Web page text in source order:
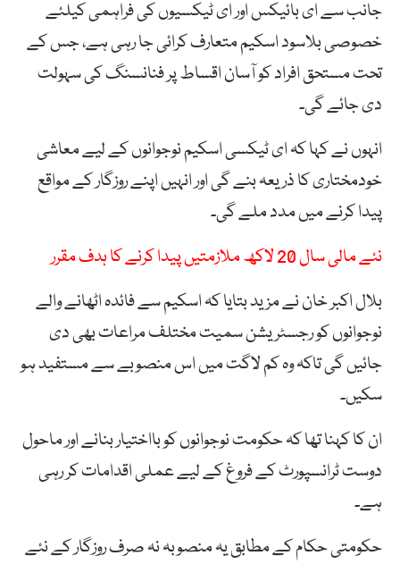
جانب سے ای بائیکس اور ای ٹیکسیوں کی فراہمی کیلئے
خصوصی بلاسود اسکیم متعارف کرائی جا رہی ہے، جس کے
تحت مستحق افراد کو آسان اقساط پر فنانسنگ کی سہولت
دی جائے گی۔
انہوں نے کہا کہ ای ٹیکسی اسکیم نوجوانوں کے لیے معاشی
خودمختاری کا ذریعہ بنے گی اور انہیں اپنے روزگار کے مواقع
پیدا کرنے میں مدد ملے گی۔
نئے مالی سال 20 لاکھ ملازمتیں پیدا کرنے کا ہدف مقرر
بلال اکبر خان نے مزید بتایا کہ اسکیم سے فائدہ اٹھانے والے
نوجوانوں کو رجسٹریشن سمیت مختلف مراعات بھی دی
جائیں گی تاکہ وہ کم لاگت میں اس منصوبے سے مستفید ہو
سکیں۔
ان کا کہنا تھا کہ حکومت نوجوانوں کو بااختیار بنانے اور ماحول
دوست ٹرانسپورٹ کے فروغ کے لیے عملی اقدامات کر رہی
ہے۔
حکومتی حکام کے مطابق یہ منصوبہ نہ صرف روزگار کے نئے